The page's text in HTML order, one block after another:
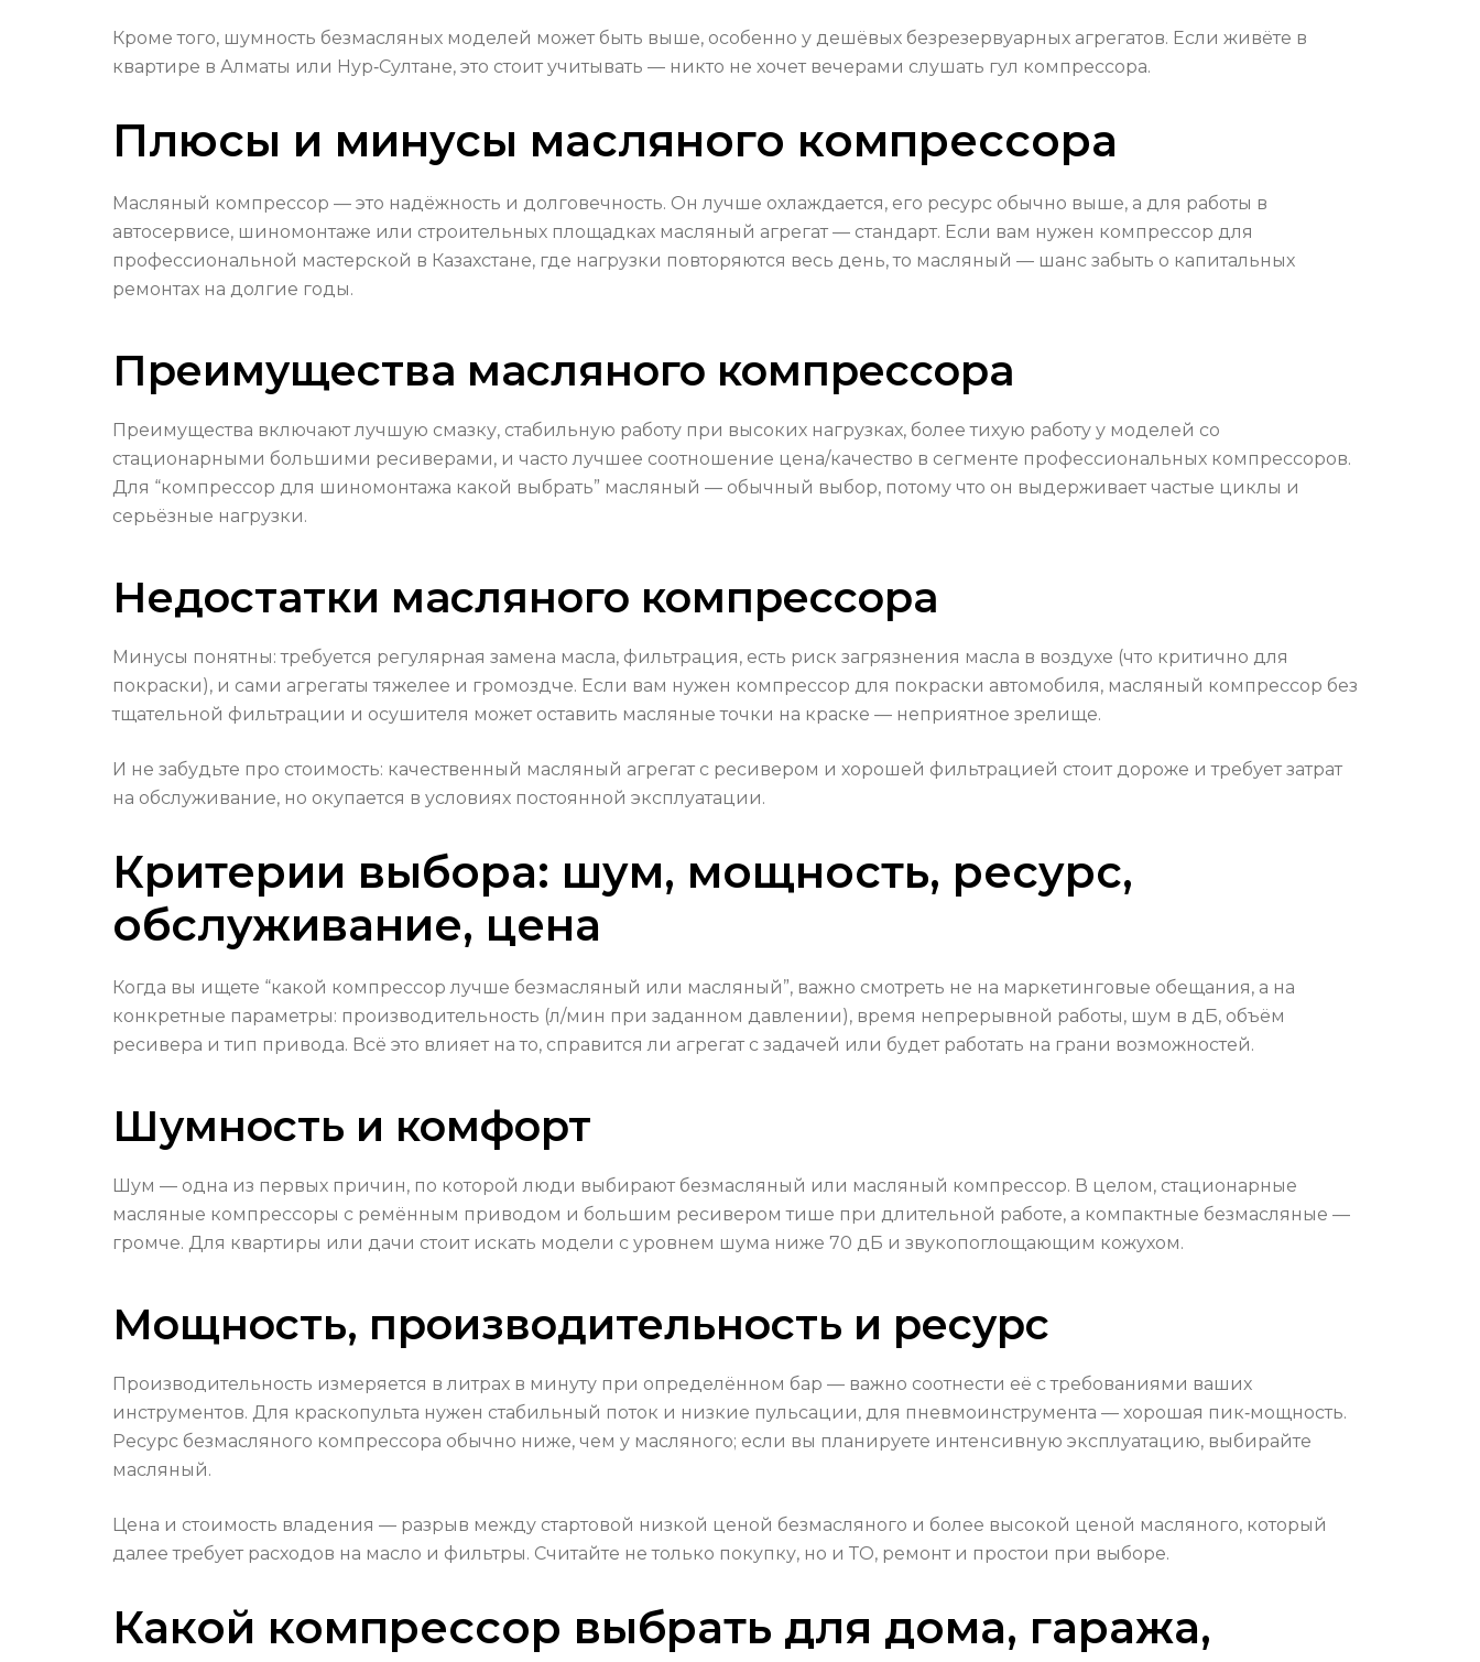
Кроме того, шумность безмасляных моделей может быть выше, особенно у дешёвых безрезервуарных агрегатов. Если живёте в
квартире в Алматы или Нур‑Султане, это стоит учитывать — никто не хочет вечерами слушать гул компрессора.
Плюсы и минусы масляного компрессора
Масляный компрессор — это надёжность и долговечность. Он лучше охлаждается, его ресурс обычно выше, а для работы в
автосервисе, шиномонтаже или строительных площадках масляный агрегат — стандарт. Если вам нужен компрессор для
профессиональной мастерской в Казахстане, где нагрузки повторяются весь день, то масляный — шанс забыть о капитальных
ремонтах на долгие годы.
Преимущества масляного компрессора
Преимущества включают лучшую смазку, стабильную работу при высоких нагрузках, более тихую работу у моделей со
стационарными большими ресиверами, и часто лучшее соотношение цена/качество в сегменте профессиональных компрессоров.
Для “компрессор для шиномонтажа какой выбрать” масляный — обычный выбор, потому что он выдерживает частые циклы и
серьёзные нагрузки.
Недостатки масляного компрессора
Минусы понятны: требуется регулярная замена масла, фильтрация, есть риск загрязнения масла в воздухе (что критично для
покраски), и сами агрегаты тяжелее и громоздче. Если вам нужен компрессор для покраски автомобиля, масляный компрессор без
тщательной фильтрации и осушителя может оставить масляные точки на краске — неприятное зрелище.
И не забудьте про стоимость: качественный масляный агрегат с ресивером и хорошей фильтрацией стоит дороже и требует затрат
на обслуживание, но окупается в условиях постоянной эксплуатации.
Критерии выбора: шум, мощность, ресурс,
обслуживание, цена
Когда вы ищете “какой компрессор лучше безмасляный или масляный”, важно смотреть не на маркетинговые обещания, а на
конкретные параметры: производительность (л/мин при заданном давлении), время непрерывной работы, шум в дБ, объём
ресивера и тип привода. Всё это влияет на то, справится ли агрегат с задачей или будет работать на грани возможностей.
Шумность и комфорт
Шум — одна из первых причин, по которой люди выбирают безмасляный или масляный компрессор. В целом, стационарные
масляные компрессоры с ремённым приводом и большим ресивером тише при длительной работе, а компактные безмасляные —
громче. Для квартиры или дачи стоит искать модели с уровнем шума ниже 70 дБ и звукопоглощающим кожухом.
Мощность, производительность и ресурс
Производительность измеряется в литрах в минуту при определённом бар — важно соотнести её с требованиями ваших
инструментов. Для краскопульта нужен стабильный поток и низкие пульсации, для пневмоинструмента — хорошая пик‑мощность.
Ресурс безмасляного компрессора обычно ниже, чем у масляного; если вы планируете интенсивную эксплуатацию, выбирайте
масляный.
Цена и стоимость владения — разрыв между стартовой низкой ценой безмасляного и более высокой ценой масляного, который
далее требует расходов на масло и фильтры. Считайте не только покупку, но и ТО, ремонт и простои при выборе.
Какой компрессор выбрать для дома, гаража,